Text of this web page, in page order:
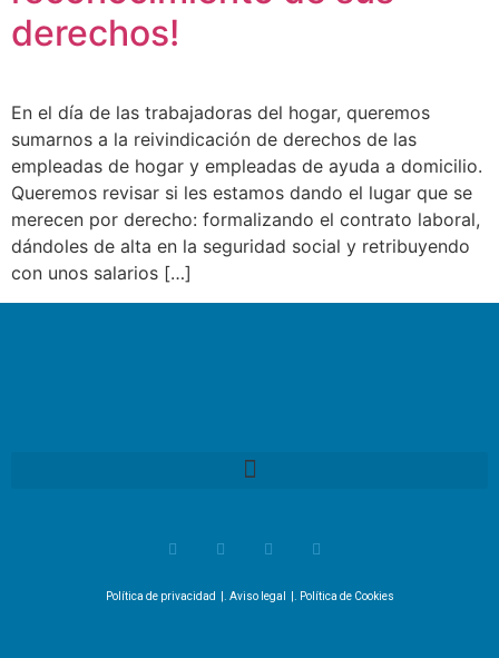
derechos!
En el día de las trabajadoras del hogar, queremos
sumarnos a la reivindicación de derechos de las
empleadas de hogar y empleadas de ayuda a domicilio.
Queremos revisar si les estamos dando el lugar que se
merecen por derecho: formalizando el contrato laboral,
dándoles de alta en la seguridad social y retribuyendo
con unos salarios […]
Política de privacidad Aviso legal Política de Cookies